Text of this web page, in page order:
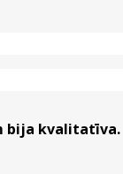
bija kvalitatīva.